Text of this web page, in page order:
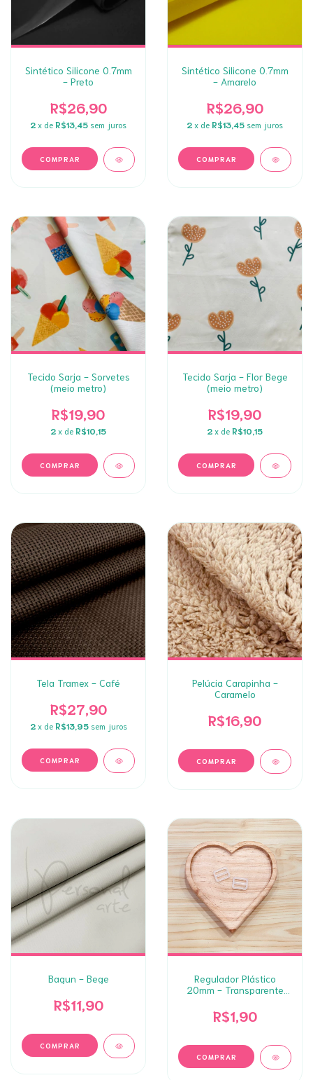
Sintético Silicone 0.7mm
- Preto
R$26,90
2 x de R$13,45 sem juros
Sintético Silicone 0.7mm
- Amarelo
R$26,90
2 x de R$13,45 sem juros
Tecido Sarja - Sorvetes
(meio metro)
R$19,90
2 x de R$10,15
Tecido Sarja - Flor Bege
(meio metro)
R$19,90
2 x de R$10,15
Tela Tramex - Café
R$27,90
2 x de R$13,95 sem juros
Pelúcia Carapinha -
Caramelo
R$16,90
Bagun - Bege
R$11,90
Regulador Plástico
20mm - Transparente
R$1,90